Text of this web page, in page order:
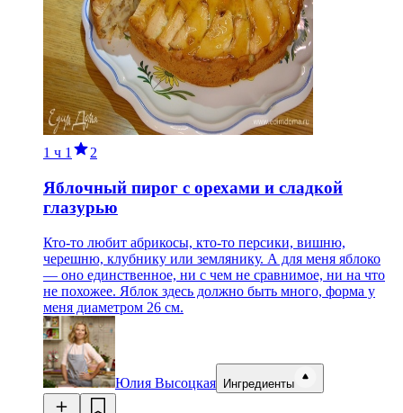
1 ч 1 2
Яблочный пирог с орехами и сладкой
глазурью
Кто-то любит абрикосы, кто-то персики, вишню,
черешню, клубнику или землянику. А для меня яблоко
— оно единственное, ни с чем не сравнимое, ни на что
не похожее. Яблок здесь должно быть много, форма у
меня диаметром 26 см.
Юлия Высоцкая Ингредиенты